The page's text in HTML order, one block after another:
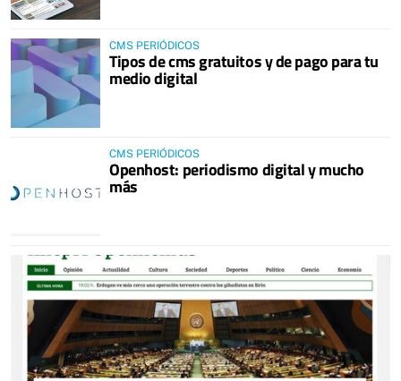
CMS PERIÓDICOS
Tipos de cms gratuitos y de pago para tu
medio digital
CMS PERIÓDICOS
Openhost: periodismo digital y mucho
más